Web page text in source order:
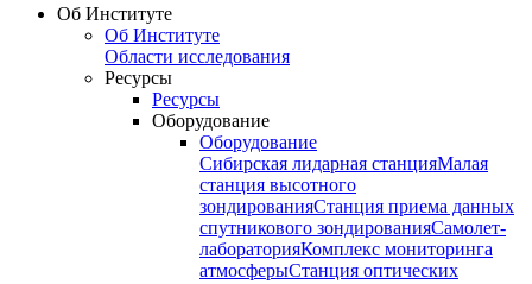
Об Институте
Об Институте
Области исследования
Ресурсы
Ресурсы
Оборудование
Оборудование
Сибирская лидарная станцияМалая
станция высотного
зондированияСтанция приема данных
спутникового зондированияСамолет-
лабораторияКомплекс мониторинга
атмосферыСтанция оптических